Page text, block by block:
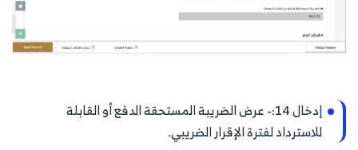
إدخال 14:- عرض الضريبة المستحقة الدفع أو القابلة
للاسترداد لفترة الإقرار الضريبي.